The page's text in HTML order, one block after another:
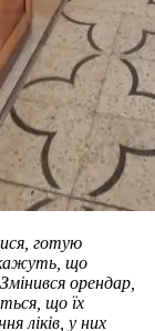
готую
кажуть, що
орендар,
що їх
ліків, у них